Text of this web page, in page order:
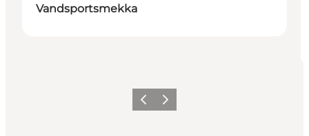
Vandsportsmekka
ForrigeNæste